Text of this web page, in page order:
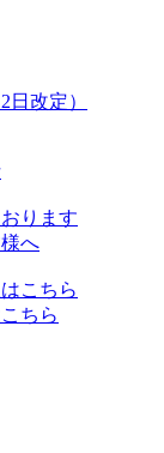
改定）
ります
へ
こちら
ちら